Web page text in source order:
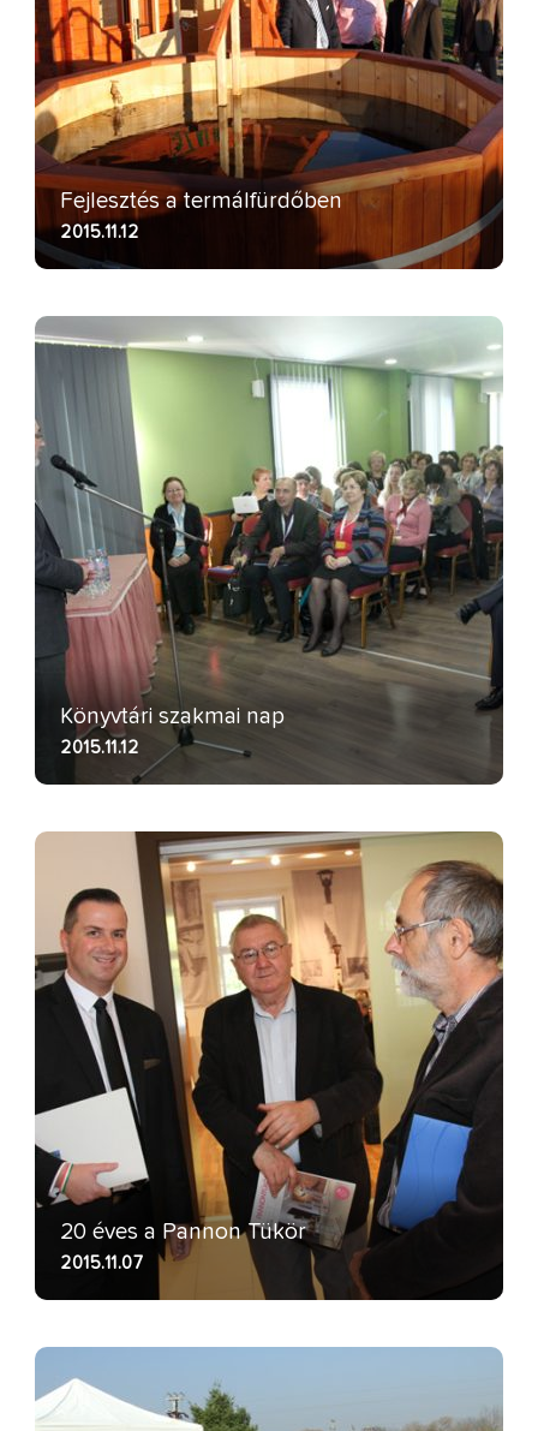
Fejlesztés a termálfürdőben
2015.11.12
Könyvtári szakmai nap
2015.11.12
20 éves a Pannon Tükör
2015.11.07